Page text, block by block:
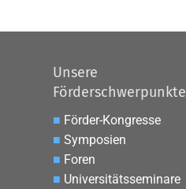
Unsere
Förderschwerpunkte
■ Förder-Kongresse
■ Symposien
■ Foren
■ Universitätsseminare